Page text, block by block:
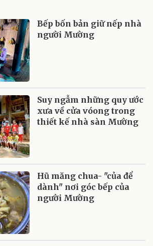
Bếp bốn bản giữ nếp nhà
người Mường
Suy ngẫm những quy ước
xưa về cửa vóong trong
thiết kế nhà sàn Mường
Hũ măng chua- "của để
dành" nơi góc bếp của
người Mường